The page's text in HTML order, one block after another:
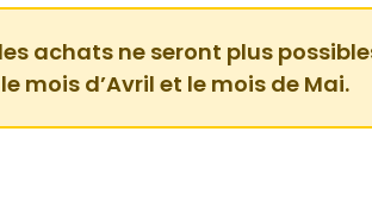
achats ne seront plus
mois d’Avril et le mois de Mai.